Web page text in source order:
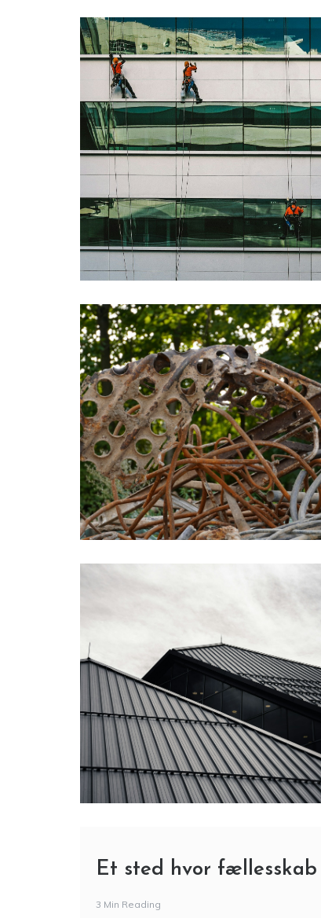
Et sted hvor fællesskab
3 Min Reading